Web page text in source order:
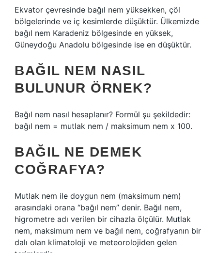
Ekvator çevresinde bağıl nem yüksekken, çöl
bölgelerinde ve iç kesimlerde düşüktür. Ülkemizde
bağıl nem Karadeniz bölgesinde en yüksek,
Güneydoğu Anadolu bölgesinde ise en düşüktür.
BAĞIL NEM NASIL
BULUNUR ÖRNEK?
Bağıl nem nasıl hesaplanır? Formül şu şekildedir:
bağıl nem = mutlak nem / maksimum nem x 100.
BAĞIL NE DEMEK
COĞRAFYA?
Mutlak nem ile doygun nem (maksimum nem)
arasındaki orana “bağıl nem” denir. Bağıl nem,
higrometre adı verilen bir cihazla ölçülür. Mutlak
nem, maksimum nem ve bağıl nem, coğrafyanın bir
dalı olan klimatoloji ve meteorolojiden gelen